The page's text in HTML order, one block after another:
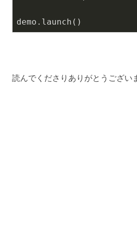
demo.launch()
読んでくださりありがとうござい